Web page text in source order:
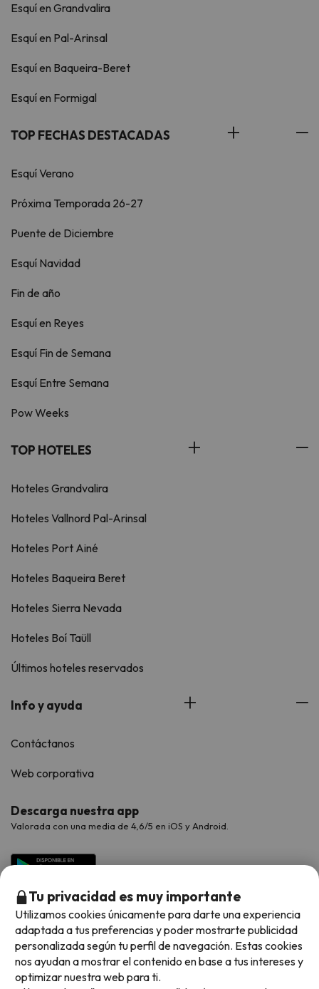
Esquí en Grandvalira
Esquí en Pal-Arinsal
Esquí en Baqueira-Beret
Esquí en Formigal
TOP FECHAS DESTACADAS
Esquí Verano
Próxima Temporada 26-27
Puente de Diciembre
Esquí Navidad
Fin de año
Esquí en Reyes
Esquí Fin de Semana
Esquí Entre Semana
Pow Weeks
TOP HOTELES
Hoteles Grandvalira
Hoteles Vallnord Pal-Arinsal
Hoteles Port Ainé
Hoteles Baqueira Beret
Hoteles Sierra Nevada
Hoteles Boí Taüll
Últimos hoteles reservados
Info y ayuda
Contáctanos
Web corporativa
Descarga nuestra app
Valorada con una media de 4,6/5 en iOS y Android.
Métodos de pago disponibles
Tu privacidad es muy importante
Utilizamos cookies únicamente para darte una experiencia
adaptada a tus preferencias y poder mostrarte publicidad
personalizada según tu perfil de navegación. Estas cookies
nos ayudan a mostrar el contenido en base a tus intereses y
optimizar nuestra web para ti.